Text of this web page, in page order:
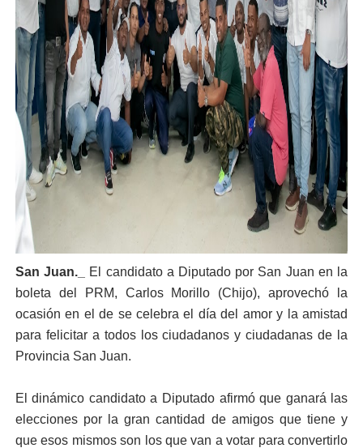
San Juan._ El candidato a Diputado por San Juan en la
boleta del PRM, Carlos Morillo (Chijo), aprovechó la
ocasión en el de se celebra el día del amor y la amistad
para felicitar a todos los ciudadanos y ciudadanas de la
Provincia San Juan.
El dinámico candidato a Diputado afirmó que ganará las
elecciones por la gran cantidad de amigos que tiene y
que esos mismos son los que van a votar para convertirlo